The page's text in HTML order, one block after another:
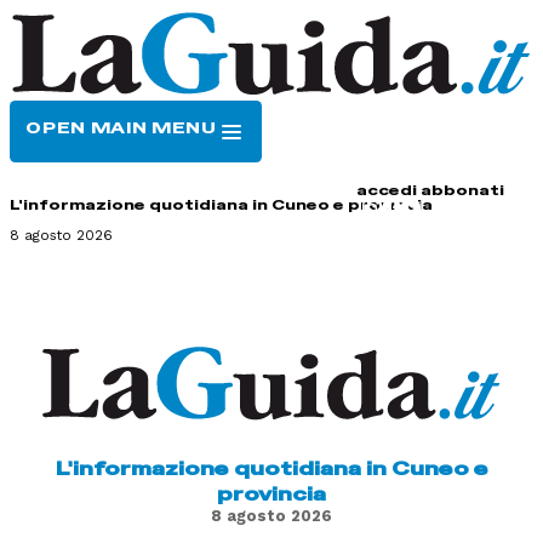
OPEN MAIN MENU
accedi abbonati
L'informazione quotidiana in Cuneo e provincia
8 agosto 2026
L'informazione quotidiana in Cuneo e
provincia
8 agosto 2026